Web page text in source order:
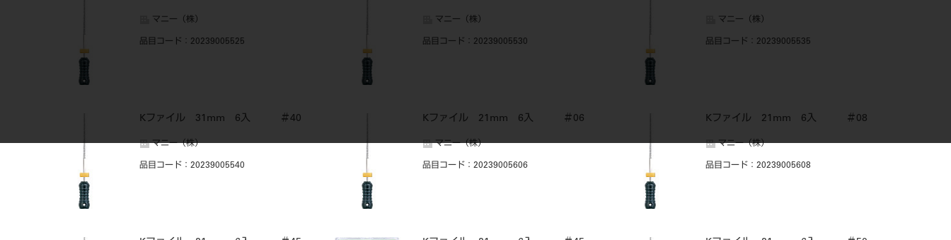
マニー（株）
品目コード ：20239005525
マニー（株）
品目コード ：20239005530
マニー（株）
品目コード ：20239005535
Kファイル 31mm 6入 ＃40
マニー（株）
品目コード ：20239005540
Kファイル 21mm 6入 ＃06
マニー（株）
品目コード ：20239005606
Kファイル 21mm 6入 ＃08
マニー（株）
品目コード ：20239005608